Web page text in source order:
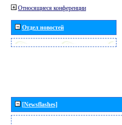
Относящиеся конференции
Отдел новостей
[Newsflashes]